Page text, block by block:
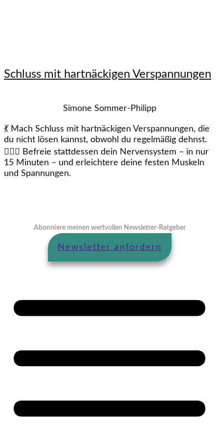
Schluss mit hartnäckigen Verspannungen
Simone Sommer-Philipp
💃 Mach Schluss mit hartnäckigen Verspannungen, die
du nicht lösen kannst, obwohl du regelmäßig dehnst.
🤸🏻‍♂️ Befreie stattdessen dein Nervensystem – in nur
15 Minuten – und erleichtere deine festen Muskeln
und Spannungen.
Abonniere meinen wertvollen Newsletter-Ratgeber
Newsletter anfordern